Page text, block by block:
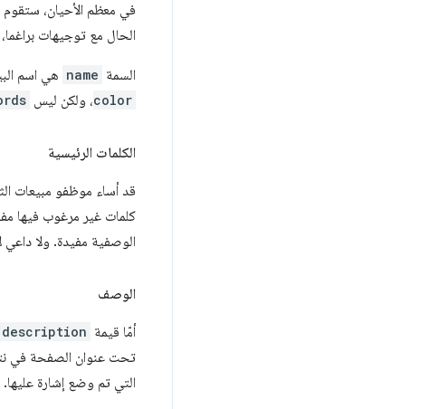
في معظم الأحيان، ستقوم
الحال مع توجيهات
السمة name هي اسم
color، ولكن ليس
الكلمات الرئيسية
قد أساء موظفو مبيعات
كلمات غير مرغوب فيها
الوصفية مفيدة. ولا داعي
الوصف
أمّا قيمة description
التي تم وضع إشارة